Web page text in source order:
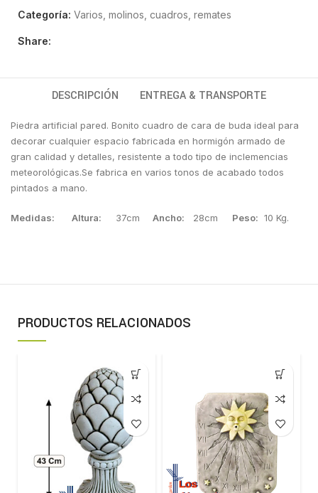
Categoría: Varios, molinos, cuadros, remates
Share:
DESCRIPCIÓN ENTREGA & TRANSPORTE
Piedra artificial pared. Bonito cuadro de cara de buda ideal para
decorar cualquier espacio fabricada en hormigón armado de
gran calidad y detalles, resistente a todo tipo de inclemencias
meteorológicas.Se fabrica en varios tonos de acabado todos
pintados a mano.
Medidas:Altura: 37cm Ancho: 28cm Peso: 10 Kg.
PRODUCTOS RELACIONADOS